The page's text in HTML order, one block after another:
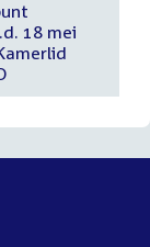
18 mei